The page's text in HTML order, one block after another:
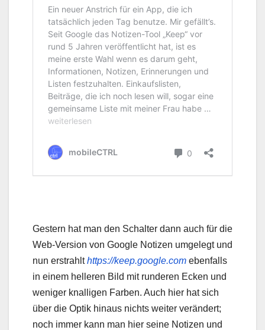
Gestern hat man den Schalter dann auch für die
Web-Version von Google Notizen umgelegt und
nun erstrahlthttps://keep.google.com ebenfalls
in einem helleren Bild mit runderen Ecken und
weniger knalligen Farben. Auch hier hat sich
über die Optik hinaus nichts weiter verändert;
noch immer kann man hier seine Notizen und